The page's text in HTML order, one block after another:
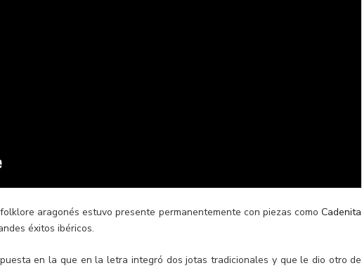
aragonés estuvo presente permanentemente con piezas comoCadenita
éxitos ibéricos.
en la que en la letra integró dos jotas tradicionales y que le dio otro de